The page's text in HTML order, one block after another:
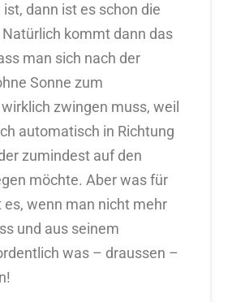
dann ist es schon die
kommt dann das
man sich nach der
Sonne zum
zwingen muss, weil
automatisch in Richtung
zumindest auf den
möchte. Aber was für
es, wenn man nicht mehr
und aus seinem
was – draussen –